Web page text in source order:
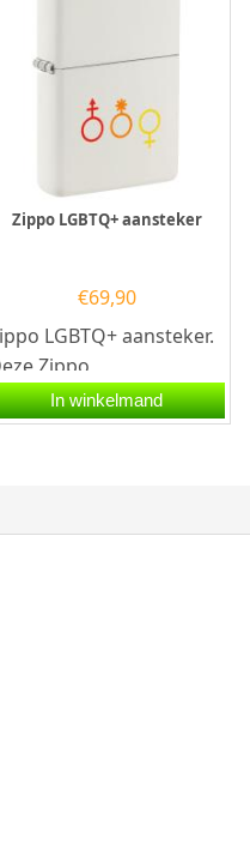
Zippo LGBTQ+ aansteker
€69,90
LGBTQ+ aansteker.
Zippo
heeft
Matte afwerking met
In winkelmand